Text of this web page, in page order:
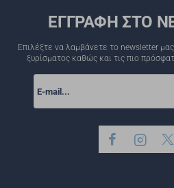
ΕΓΓΡΑΦΗ ΣΤΟ
Επιλέξτε να λαμβάνετε το newsletter
ξυρίσματος καθώς και τις πιο
mail...